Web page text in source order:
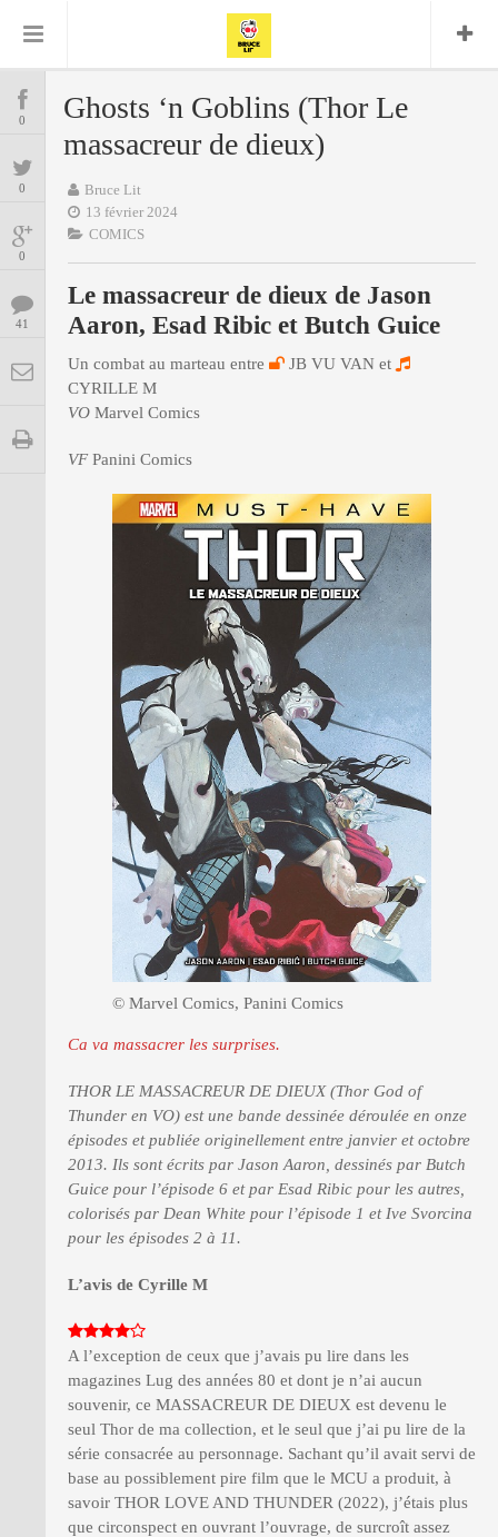
COMICS
MANGAS
BD
ENCYCLOPEGEEK
CINE-SERIES-ANIME
MUSIQUE
LA BRUCE TEAM : SAISON 13
0
0
0
41
Ghosts ‘n Goblins (Thor Le
massacreur de dieux)
Bruce Lit
13 février 2024
COMICS
Le massacreur de dieux de Jason
Aaron, Esad Ribic et Butch Guice
Un combat au marteau entre
JB VU VAN et
CYRILLE M
VO Marvel Comics
VFPanini Comics
© Marvel Comics, Panini Comics
Ca va massacrer les surprises.
THOR LE MASSACREUR DE DIEUX (Thor God of
Thunder en VO) est une bande dessinée déroulée en onze
épisodes et publiée originellement entre janvier et octobre
2013. Ils sont écrits par Jason Aaron, dessinés par Butch
Guice pour l’épisode 6 et par Esad Ribic pour les autres,
colorisés par Dean White pour l’épisode 1 et Ive Svorcina
pour les épisodes 2 à 11.
L’avis de Cyrille M
A l’exception de ceux que j’avais pu lire dans les
magazines Lug des années 80 et dont je n’ai aucun
souvenir, ce MASSACREUR DE DIEUX est devenu le
seul Thor de ma collection, et le seul que j’ai pu lire de la
série consacrée au personnage. Sachant qu’il avait servi de
base au possiblement pire film que le MCU a produit, à
savoir THOR LOVE AND THUNDER (2022), j’étais plus
que circonspect en ouvrant l’ouvrage, de surcroît assez
Comics
Daredevil Dark Horse
Delcourt
Encyclopegeek Figure
Replay
Glénat Graphic Novel
Independants JB Vu Van
Nguyen
Marvel Mattie boy Musique
Panini Patrick Faivre Presse
Présence Punisher Rock Semic
Special Guest Spidey Superman
Tornado Urban xmen